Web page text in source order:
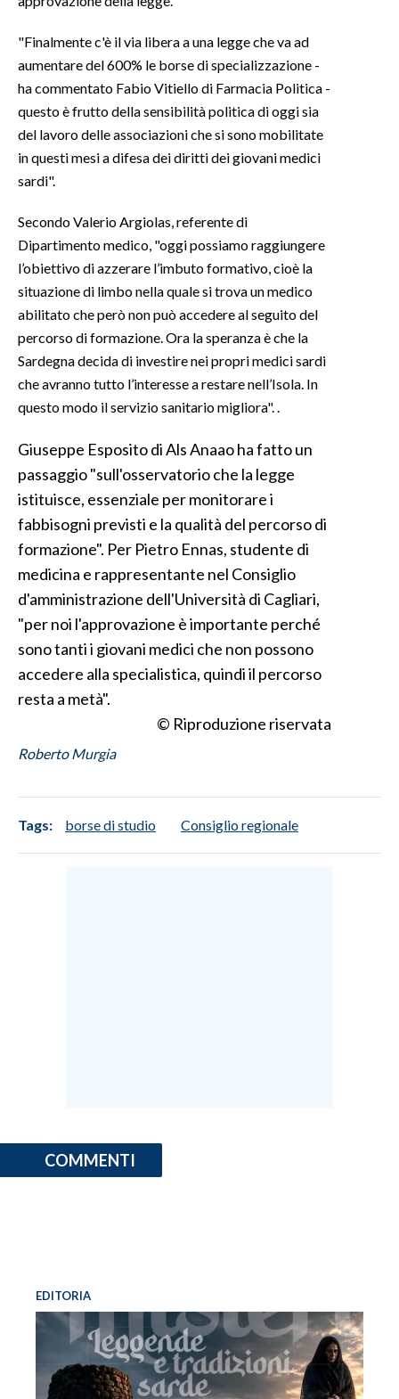
"Finalmente c'è il via libera a una legge che va ad
aumentare del 600% le borse di specializzazione -
ha commentato Fabio Vitiello di Farmacia Politica -
questo è frutto della sensibilità politica di oggi sia
del lavoro delle associazioni che si sono mobilitate
in questi mesi a difesa dei diritti dei giovani medici
sardi".
Secondo Valerio Argiolas, referente di
Dipartimento medico, "oggi possiamo raggiungere
l’obiettivo di azzerare l’imbuto formativo, cioè la
situazione di limbo nella quale si trova un medico
abilitato che però non può accedere al seguito del
percorso di formazione. Ora la speranza è che la
Sardegna decida di investire nei propri medici sardi
che avranno tutto l’interesse a restare nell’Isola. In
questo modo il servizio sanitario migliora". .
Giuseppe Esposito di Als Anaao ha fatto un
passaggio "sull'osservatorio che la legge
istituisce, essenziale per monitorare i
fabbisogni previsti e la qualità del percorso di
formazione". Per Pietro Ennas, studente di
medicina e rappresentante nel Consiglio
d'amministrazione dell'Università di Cagliari,
"per noi l'approvazione è importante perché
sono tanti i giovani medici che non possono
accedere alla specialistica, quindi il percorso
resta a metà".
© Riproduzione riservata
Roberto Murgia
Tags: borse di studio Consiglio regionale
COMMENTI
EDITORIA